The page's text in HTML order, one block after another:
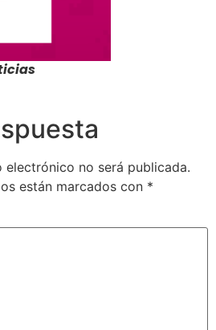
no será publicada.
están marcados con *